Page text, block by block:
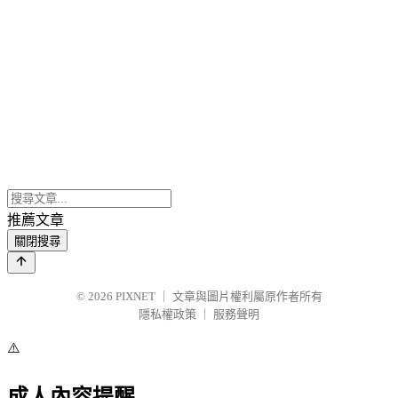
推薦文章
關閉搜尋
© 2026 PIXNET
文章與圖片權利屬原作者所有
隱私權政策
服務聲明
⚠️